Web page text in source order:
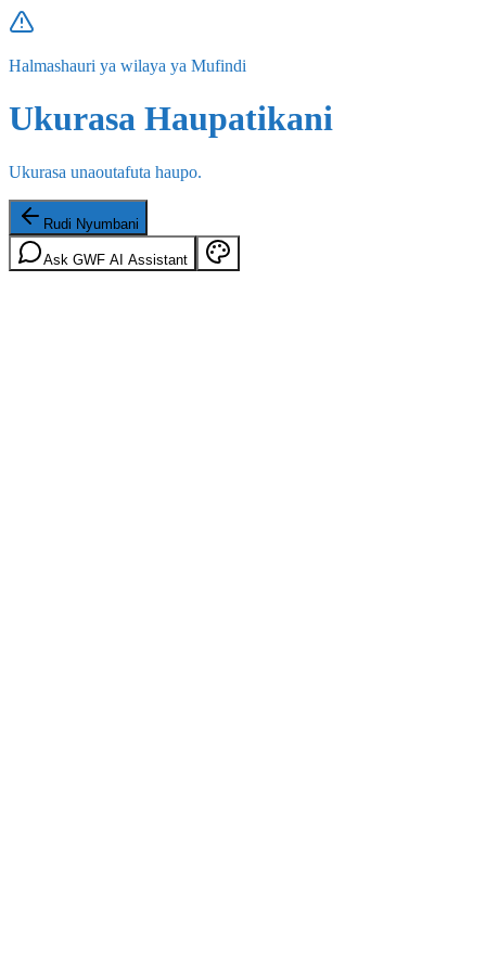
Halmashauri ya wilaya ya Mufindi
Ukurasa Haupatikani
Ukurasa unaoutafuta haupo.
Rudi Nyumbani
Ask GWF AI Assistant